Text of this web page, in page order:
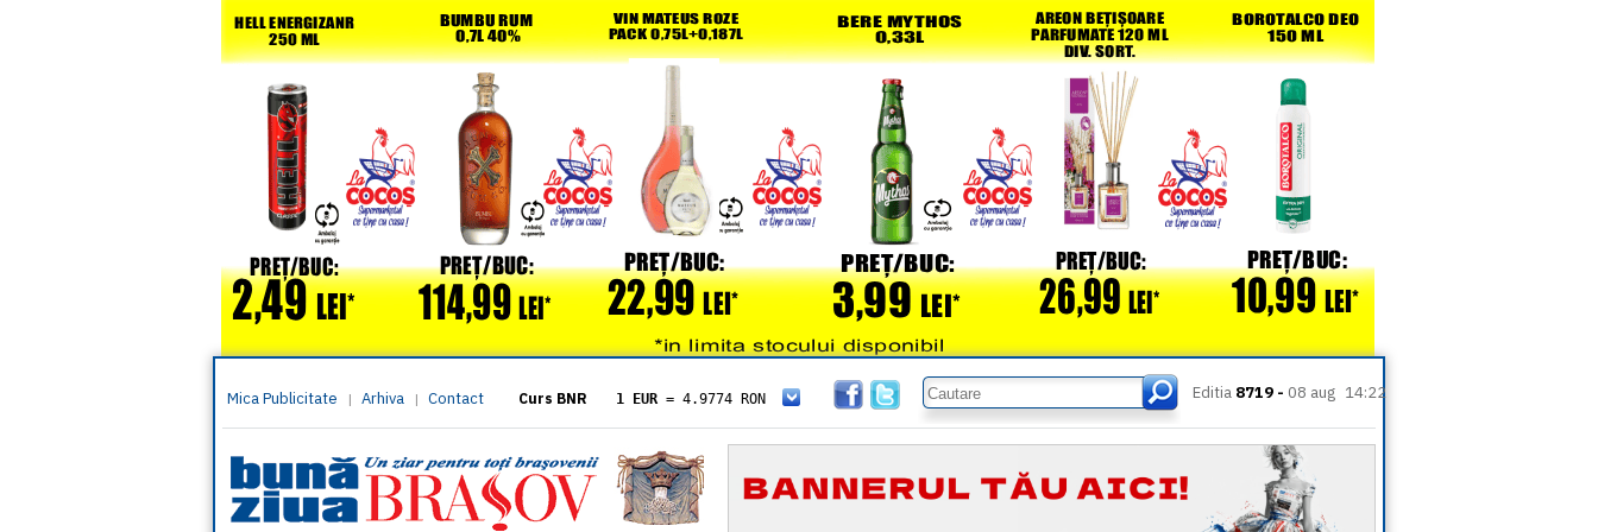
Mica Publicitate | Arhiva | Contact Curs BNR 1 EUR = 4.9774 RON
= 5.8304 RON
1 XAU= 464.4611 RON
1 AED= 1.1933 RON
1 AUD= 2.7957 RON
1 BGN= 2.5449 RON
Editia 8719 - 08 aug 14:22